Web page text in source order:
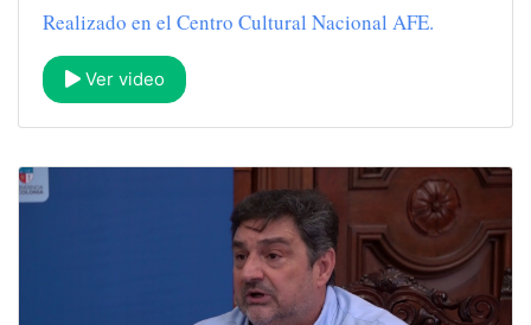
Realizado en el Centro Cultural Nacional AFE.
Ver video